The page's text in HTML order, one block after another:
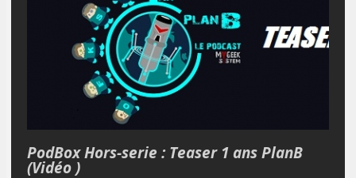
PodBox Hors-serie : Teaser 1 ans PlanB
(Vidéo )